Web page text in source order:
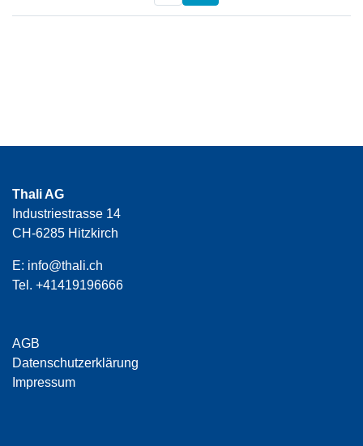
Thali AG
Industriestrasse 14
CH-6285 Hitzkirch
E: info@thali.ch
Tel. +41419196666
AGB
Datenschutzerklärung
Impressum